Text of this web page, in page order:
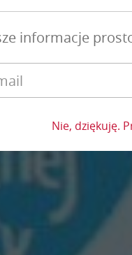
informacje
Nie, dziękuję.